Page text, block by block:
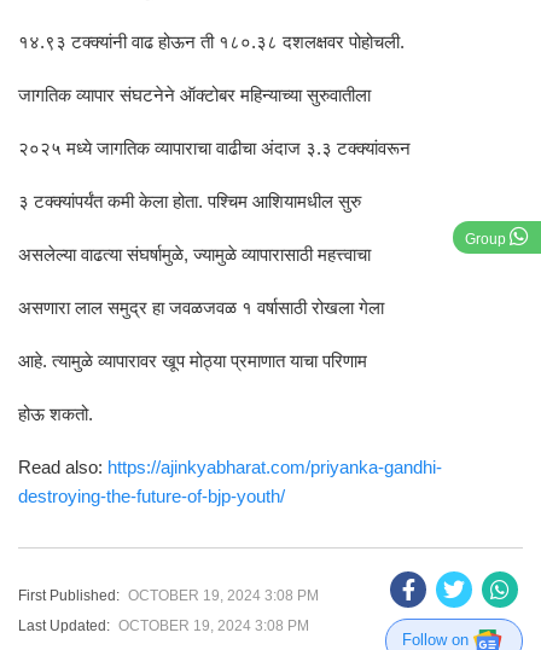
Group
१४.९३ टक्क्यांनी वाढ होऊन ती १८०.३८ दशलक्षवर पोहोचली.
जागतिक व्यापार संघटनेने ऑक्टोबर महिन्याच्या सुरुवातीला
२०२५ मध्ये जागतिक व्यापाराचा वाढीचा अंदाज ३.३ टक्क्यांवरून
३ टक्क्यांपर्यंत कमी केला होता. पश्चिम आशियामधील सुरु
असलेल्या वाढत्या संघर्षामुळे, ज्यामुळे व्यापारासाठी महत्त्वाचा
असणारा लाल समुद्र हा जवळजवळ १ वर्षासाठी रोखला गेला
आहे. त्यामुळे व्यापारावर खूप मोठ्या प्रमाणात याचा परिणाम
होऊ शकतो.
Read also: https://ajinkyabharat.com/priyanka-gandhi-
destroying-the-future-of-bjp-youth/
First Published: OCTOBER 19, 2024 3:08 PM
Last Updated: OCTOBER 19, 2024 3:08 PM
Follow on